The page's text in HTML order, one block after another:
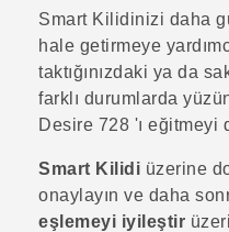
Smart Kilidinizi daha
hale getirmeye
taktığınızdaki ya da
farklı durumlarda
Desire 728 'ı eğitmeyi
Smart Kilidi üzerine
onaylayın ve daha
eşlemeyi iyileştir